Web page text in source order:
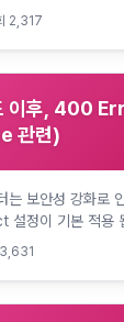
를 …
2,317
이후, 400
관련)
보안성 강화로 인
이 기본 적용
닌 “…
3,631